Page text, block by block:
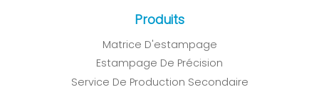
Produits
Matrice D'estampage
Estampage De Précision
Service De Production Secondaire